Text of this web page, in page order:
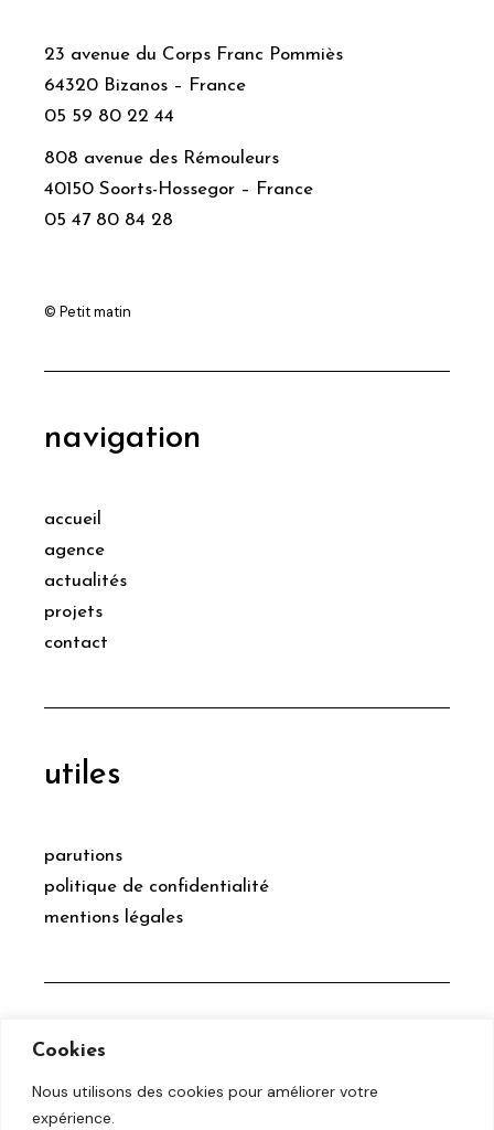
Cookies
Nous utilisons des cookies pour améliorer votre
expérience.
23 avenue du Corps Franc Pommiès
64320 Bizanos – France
05 59 80 22 44
808 avenue des Rémouleurs
40150 Soorts-Hossegor – France
05 47 80 84 28
© Petit matin
navigation
accueil
agence
actualités
projets
contact
utiles
parutions
politique de confidentialité
mentions légales
social